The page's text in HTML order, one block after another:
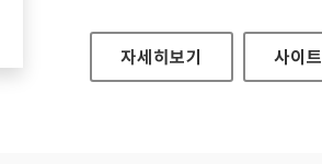
이음5G지원포털
자세히보기 사이트